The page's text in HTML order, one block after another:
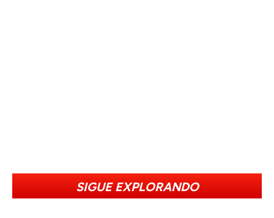
SIGUE EXPLORANDO